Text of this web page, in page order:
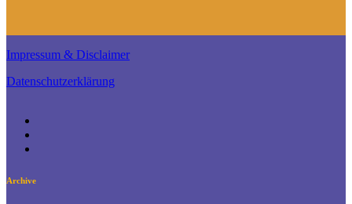
Impressum & Disclaimer
Datenschutzerklärung
Archive